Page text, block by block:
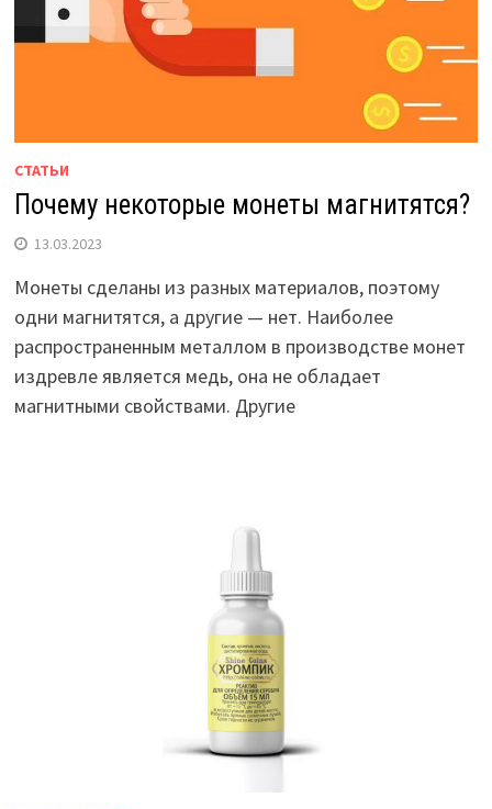
СТАТЬИ
Почему некоторые монеты магнитятся?
13.03.2023
Монеты сделаны из разных материалов, поэтому
одни магнитятся, а другие — нет. Наиболее
распространенным металлом в производстве монет
издревле является медь, она не обладает
магнитными свойствами. Другие